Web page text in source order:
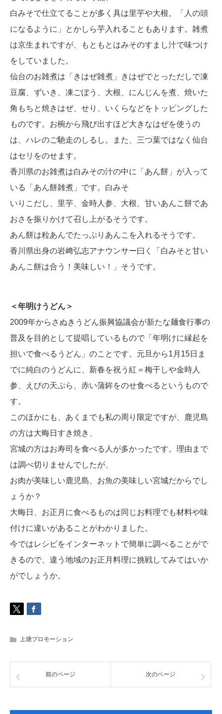
白みそで仕立てることが多く具は里芋や大根。「人の頭
になるように」とかしら芋入れることもあります。雑煮
は京生まれですが、もともとはみそのすまし汁で味つけ
をしていました。
仙台のお雑煮は「きはぜ雑煮」きはぜでとっただしで凍
豆腐、ずいき、凍ごぼう、大根、にんじんを煮、焼いた
角もちと焼きはぜ、せり、いくらなどをトッピングした
ものです。お椀から飛び出すほど大きなはぜを使うの
は、ハレのご馳走のしるし。また、三つ葉ではなく仙台
はセリをのせます。
香川県のお雑煮は白みその汁の中に「あん餅」が入って
いる「あん餅雑煮」です。白みそ
いりこだし、里芋、金時人参、大根、甘いあんこ餅であ
おさを振りかけて召し上がるそうです。
あん餅は粒あんでたっぷりあんこを入れるそうです。
香川県出身の岩﨑弘志アナウンサー曰く「白みそと甘い
あんこ餅は合う！美味しい！」そうです。
＜年明けうどん＞
2009年からさぬきうどん振興協議会が新たな麺食行事の
普及を目的として提唱しているもので「年明けに縁起を
担いで食べるうどん」のことです。元旦から1月15日ま
でに純白のうどんに、新春を祝う紅＝梅干しや金時人
参、えびの天ぷら、赤い蒲鉾をのせ食べるというもので
す。
このほかにも、あくまでも私の周り限定ですが、鹿児島
の方は大晦日すき焼き、
宮城の方はお寿司を食べる人が多かったです。理由まで
は調べ切りませんでしたが、
お肉が美味しい鹿児島、お魚の美味しい宮城だからでし
ょうか？
大晦日、お正月に食べるものは同じお料理でも材料や味
付けに違いがあることがわかりました。
今ではレシピをインターネットで簡単に調べることがで
きるので、違う地域のお正月料理に挑戦してみてはいか
がでしょうか。
上塘プロモーション
前のページ 次のページ